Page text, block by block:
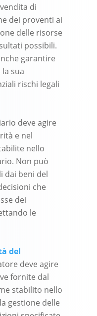
di
dei proventi ai
delle risorse
possibili.
garantire
sua
rischi legali
deve agire
e nel
nello
Non può
dai beni del
che
dei
le
del
deve agire
fornite dal
stabilito nello
gestione delle